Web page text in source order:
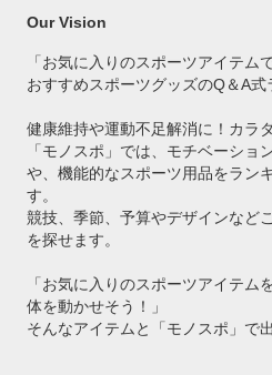
Our Vision
「お気に入りのスポーツアイテム
おすすめスポーツグッズのQ＆A式
健康維持や運動不足解消に！カラ
「モノスポ」では、モチベーショ
や、機能的なスポーツ用品をラン
す。
競技、季節、予算やデザインなど
を探せます。
「お気に入りのスポーツアイテム
体を動かせそう！」
そんなアイテムと「モノスポ」で